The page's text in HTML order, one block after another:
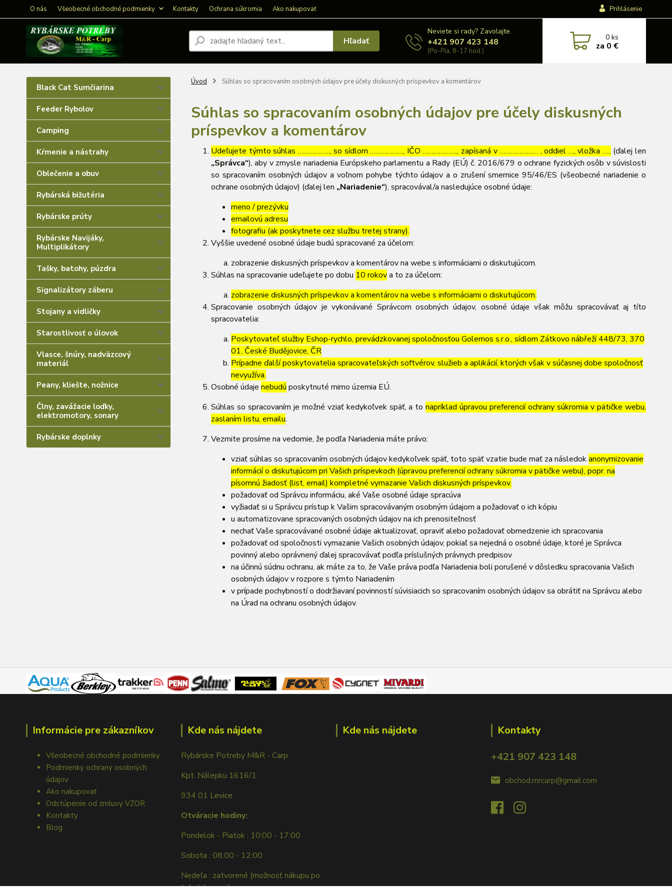
O nás Všeobecné obchodné podmienky Kontakty Ochrana súkromia Ako nakupovať Prihlásenie
Hľadať
Neviete si rady? Zavolajte.
+421 907 423 148
(Po-Pia, 8-17 hod.)
0ks
za 0 €
Black Cat Sumčiarina
Feeder Rybolov
Camping
Kŕmenie a nástrahy
Oblečenie a obuv
Rybárská bižutéria
Rybárske prúty
Rybárske Navijáky,
Multiplikátory
Tašky, batohy, púzdra
Signalizátory záberu
Stojany a vidličky
Starostlivosť o úlovok
Vlasce, šnúry, nadväzcový
materiál
Peany, kliešte, nožnice
Člny, zavážacie loďky,
elektromotory, sonary
Rybárske doplnky
Úvod Súhlas so spracovaním osobných údajov pre účely diskusných príspevkov a komentárov
Súhlas so spracovaním osobných údajov pre účely diskusných
príspevkov a komentárov
Udeľujete týmto súhlas ……………..., so sídlom ………………, IČO ………………., zapísaná v ………………… , oddiel …, vložka ….. (ďalej len
„Správca“), aby v zmysle nariadenia Európskeho parlamentu a Rady (EÚ) č. 2016/679 o ochrane fyzických osôb v súvislosti
so spracovaním osobných údajov a voľnom pohybe týchto údajov a o zrušení smernice 95/46/ES (všeobecné nariadenie o
ochrane osobných údajov) (ďalej len „Nariadenie“), spracovával/a nasledujúce osobné údaje:
meno / prezývku
emailovú adresu
fotografiu (ak poskytnete cez službu tretej strany).
Vyššie uvedené osobné údaje budú spracované za účelom:
zobrazenie diskusných príspevkov a komentárov na webe s informáciami o diskutujúcom.
Súhlas na spracovanie udeľujete po dobu 10 rokova to za účelom:
zobrazenie diskusných príspevkov a komentárov na webe s informáciami o diskutujúcom.
Spracovanie osobných údajov je vykonávané Správcom osobných údajov, osobné údaje však môžu spracovávať aj títo
spracovatelia:
Poskytovateľ služby Eshop-rychlo, prevádzkovanej spoločnosťou Golemos s.r.o., sídlom Zátkovo nábřeží 448/73, 370
01, České Budějovice, ČR
Prípadne ďalší poskytovatelia spracovateľských softvérov, služieb a aplikácií, ktorých však v súčasnej dobe spoločnosť
nevyužíva.
Osobné údaje nebudú poskytnuté mimo územia EÚ.
Súhlas so spracovaním je možné vziať kedykoľvek späť, a tonapríklad úpravou preferencií ochrany súkromia v pätičke webu,
zaslaním listu, emailu.
Vezmite prosíme na vedomie, že podľa Nariadenia máte právo:
vziať súhlas so spracovaním osobných údajov kedykoľvek späť, toto späť vzatie bude mať za následokanonymizovanie
informácií o diskutujúcom pri Vašich príspevkoch (úpravou preferencií ochrany súkromia v pätičke webu), popr. na
písomnú žiadosť (list, email) kompletné vymazanie Vašich diskusných príspevkov.
požadovať od Správcu informáciu, aké Vaše osobné údaje spracúva
vyžiadať si u Správcu prístup k Vašim spracovávaným osobným údajom a požadovať o ich kópiu
u automatizovane spracovaných osobných údajov na ich prenositeľnosť
nechať Vaše spracovávané osobné údaje aktualizovať, opraviť alebo požadovať obmedzenie ich spracovania
požadovať od spoločnosti vymazanie Vašich osobných údajov, pokiaľ sa nejedná o osobné údaje, ktoré je Správca
povinný alebo oprávnený ďalej spracovávať podľa príslušných právnych predpisov
na účinnú súdnu ochranu, ak máte za to, že Vaše práva podľa Nariadenia boli porušené v dôsledku spracovania Vašich
osobných údajov v rozpore s týmto Nariadením
v prípade pochybností o dodržiavaní povinností súvisiacich so spracovaním osobných údajov sa obrátiť na Správcu alebo
na Úrad na ochranu osobných údajov.
Informácie pre zákazníkov
Všeobecné obchodné podmienky
Podmienky ochrany osobných
údajov
Ako nakupovať
Odstúpenie od zmluvy VZOR
Kontakty
Blog
Kde nás nájdete
Rybárske Potreby M&R - Carp
Kpt. Nálepku 1616/1
934 01 Levice
Otváracie hodiny:
Pondelok - Piatok : 10:00 - 17:00
Sobota : 08:00 - 12:00
Nedeľa : zatvorené (možnosť nákupu po
tel. dohovore)
Kde nás nájdete
Kontakty
+421 907 423 148
obchod.mrcarp@gmail.com